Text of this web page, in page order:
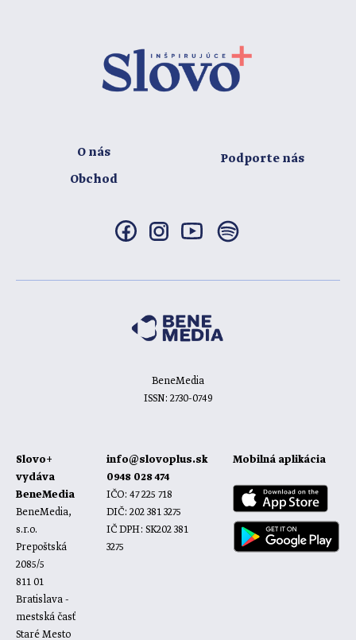
O nás
Obchod
Podporte nás
BeneMedia
ISSN: 2730-0749
Slovo+
vydáva
BeneMedia
BeneMedia,
s.r.o.
Prepoštská
2085/5
811 01
Bratislava -
mestská časť
Staré Mesto
info@slovoplus.sk
0948 028 474
IČO: 47 225 718
DIČ: 202 381 3275
IČ DPH: SK202 381
3275
Mobilná aplikácia